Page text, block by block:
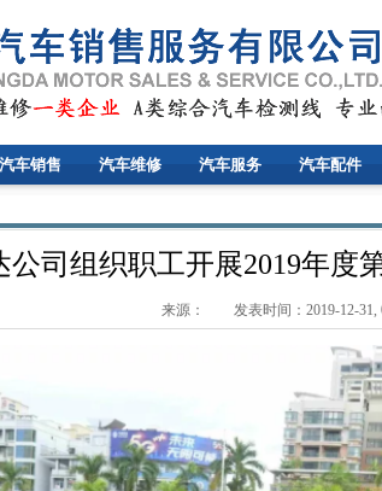
汽车销售 汽车维修 汽车服务 汽车配件
公司组织职工开展2019年度
来源： 发表时间：2019-12-31,